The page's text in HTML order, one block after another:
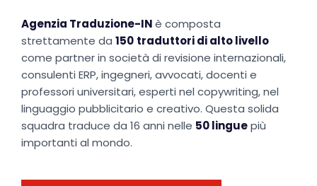
Agenzia Traduzione-INè composta
strettamente da 150 traduttori di alto livello
come partner in società di revisione internazionali,
consulenti ERP, ingegneri, avvocati, docenti e
professori universitari, esperti nel copywriting, nel
linguaggio pubblicitario e creativo. Questa solida
squadra traduce da 16 anni nelle 50 linguepiù
importanti al mondo.